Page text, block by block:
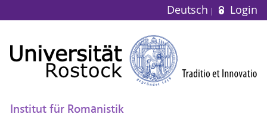
Deutsch Login
Institut für Romanistik